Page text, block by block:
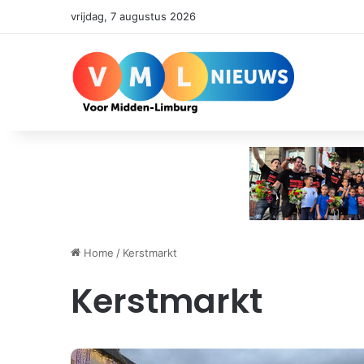
vrijdag, 7 augustus 2026
Home / Kerstmarkt
Kerstmarkt